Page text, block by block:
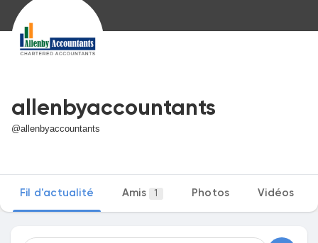
Découvrir Evènements
Mes événements
Découvrir Blogs
Découvrir Marketplace
allenbyaccountants
@allenbyaccountants
Fil d'actualité Amis 1 Photos Vidéos